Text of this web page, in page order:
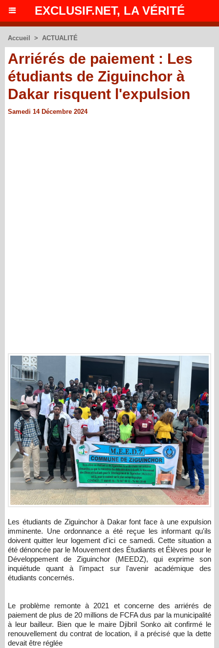
EXCLUSIF.NET, LA VÉRITÉ
Accueil > ACTUALITÉ
Arriérés de paiement : Les
étudiants de Ziguinchor à
Dakar risquent l'expulsion
Samedi 14 Décembre 2024
Les étudiants de Ziguinchor à Dakar font face à une expulsion
imminente. Une ordonnance a été reçue les informant qu'ils
doivent quitter leur logement d'ici ce samedi. Cette situation a
été dénoncée par le Mouvement des Étudiants et Élèves pour le
Développement de Ziguinchor (MEEDZ), qui exprime son
inquiétude quant à l'impact sur l'avenir académique des
étudiants concernés.
Le problème remonte à 2021 et concerne des arriérés de
paiement de plus de 20 millions de FCFA dus par la municipalité
à leur bailleur. Bien que le maire Djibril Sonko ait confirmé le
renouvellement du contrat de location, il a précisé que la dette
devait être réglée